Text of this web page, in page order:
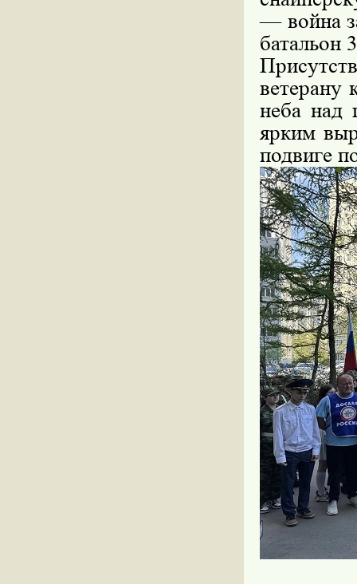
— война
батальон
ветерану
неба над
ярким
подвиге